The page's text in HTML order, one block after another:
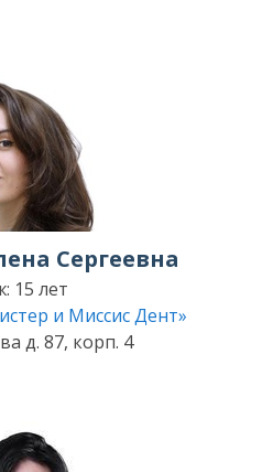
Сергеевна
15 лет
и Миссис Дент»
д. 87, корп. 4